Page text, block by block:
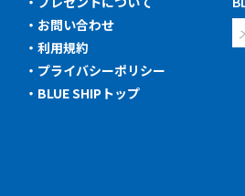
お問い合わせ
利用規約
プライバシーポリシー
BLUE SHIPトップ